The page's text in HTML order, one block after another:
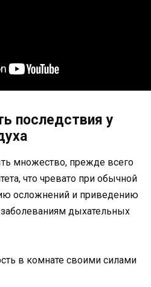
последствия у
множество, прежде всего
что чревато при обычной
осложнений и приведению
дыхательных
в комнате своими силами